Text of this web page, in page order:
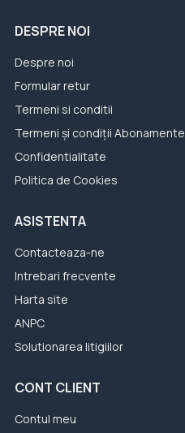
DESPRE NOI
Despre noi
Formular retur
Termeni si conditii
Termeni și condiții Abonamente
Confidentialitate
Politica de Cookies
ASISTENTA
Contacteaza-ne
Intrebari frecvente
Harta site
ANPC
Solutionarea litigiilor
CONT CLIENT
Contul meu